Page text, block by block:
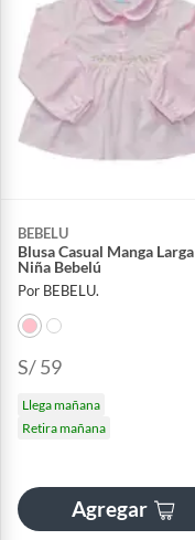
BEBELU
Blusa Casual Manga Larga
Niña Bebelú
Por BEBELU.
S/ 59
Llega mañana
Retira mañana
Agregar